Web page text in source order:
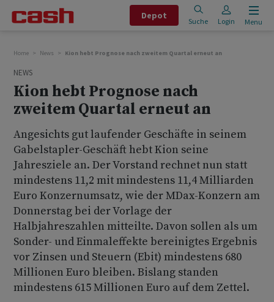
Depot
Suche Login Menu
Home News Kion hebt Prognose nach zweitem Quartal erneut an
NEWS
Kion hebt Prognose nach
zweitem Quartal erneut an
Angesichts gut laufender Geschäfte in seinem
Gabelstapler-Geschäft hebt Kion seine
Jahresziele an. Der Vorstand rechnet nun statt
mindestens 11,2 mit mindestens 11,4 Milliarden
Euro Konzernumsatz, wie der MDax-Konzern am
Donnerstag bei der Vorlage der
Halbjahreszahlen mitteilte. Davon sollen als um
Sonder- und Einmaleffekte bereinigtes Ergebnis
vor Zinsen und Steuern (Ebit) mindestens 680
Millionen Euro bleiben. Bislang standen
mindestens 615 Millionen Euro auf dem Zettel.